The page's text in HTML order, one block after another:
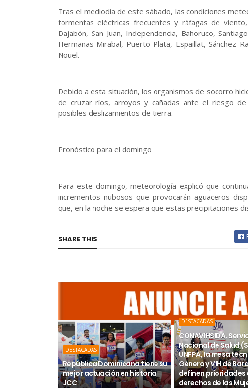
Tras el mediodía de este sábado, las condiciones
tormentas eléctricas frecuentes y ráfagas de
Dajabón, San Juan, Independencia, Bahoruco,
Hermanas Mirabal, Puerto Plata, Espaillat, Sánchez
Nouel.
Debido a esta situación, los organismos de socorro
de cruzar ríos, arroyos y cañadas ante el riesgo de
posibles deslizamientos de tierra.
Pronóstico para el domingo
Para este domingo, meteorología explicó que
incrementos nubosos que provocarán aguaceros
que, en la noche se espera que estas precipitaciones
SHARE THIS
DESTACADAS
República Dominicana tiene su
mejor actuación en historia
JCC
DESTACADAS
CONAVIHSIDA,
Nacional de Salud
UNFPA, la mesa
Género y VIH de
definen prioridades
derechos de las